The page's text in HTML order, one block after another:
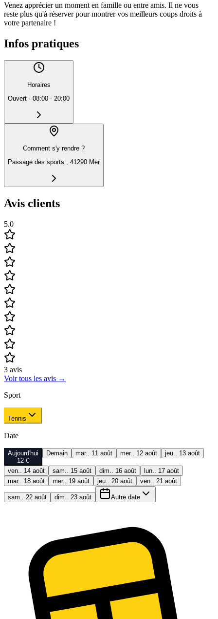
Venez apprécier un moment en famille ou entre amis. Il ne vous
reste plus qu'à réserver pour montrer vos meilleurs coups droits à
votre partenaire !
Infos pratiques
Horaires
Ouvert · 08:00 - 20:00
Comment s'y rendre ?
Passage des sports , 41290 Mer
Avis clients
5.0
3 avis
Voir tous les avis →
Sport
Tennis
Date
Aujourd'hui
12 €
Demain mar.. 11 août mer.. 12 août jeu.. 13 août
ven.. 14 août sam.. 15 août dim.. 16 août
lun.. 17 août
mar.. 18 août
mer.. 19 août jeu.. 20 août ven.. 21 août
sam.. 22 août dim.. 23 août Autre date